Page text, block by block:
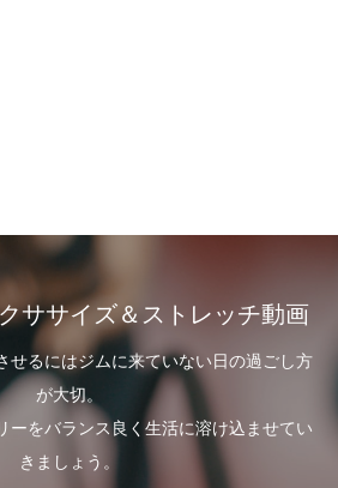
ササイズ＆ストレッチ動画
せるにはジムに来ていない日の過ごし方
が大切。
ーをバランス良く生活に溶け込ませてい
きましょう。